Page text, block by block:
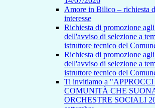
Amore in Bilico – richiesta
interesse
Richiesta di promozione
dell'avviso di selezione a
istruttore tecnico del
Richiesta di promozione
dell'avviso di selezione a
istruttore tecnico del
Ti invitiamo a
COMUNITÀ CHE
ORCHESTRE SOCIALI